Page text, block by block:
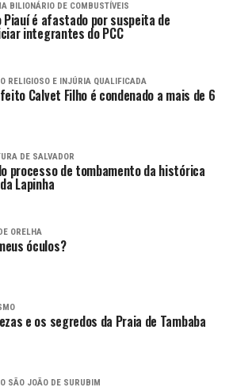
BILIONÁRIO DE COMBUSTÍVEIS
Piauí é afastado por suspeita de
integrantes do PCC
RELIGIOSO E INJÚRIA QUALIFICADA
Calvet Filho é condenado a mais de 6
DE SALVADOR
processo de tombamento da histórica
Lapinha
ORELHA
óculos?
e os segredos da Praia de Tambaba
SÃO JOÃO DE SURUBIM